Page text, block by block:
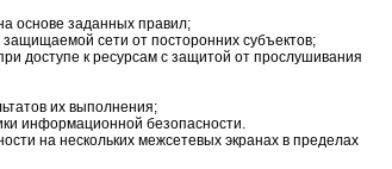
основе заданных правил;
сети от посторонних субъектов;
доступе к ресурсам с защитой от прослушивания
их выполнения;
информационной безопасности.
на нескольких межсетевых экранах в пределах